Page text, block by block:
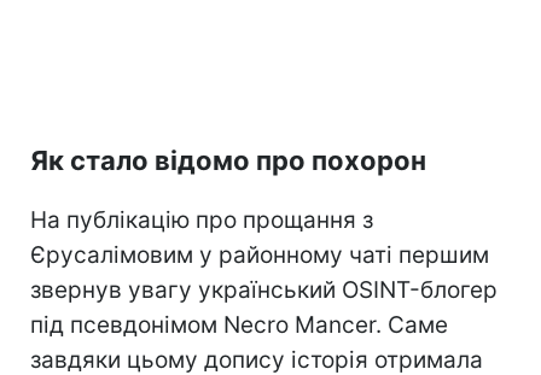
Як стало відомо про похорон
На публікацію про прощання з
Єрусалімовим у районному чаті першим
звернув увагу український OSINT-блогер
під псевдонімом Necro Mancer. Саме
завдяки цьому допису історія отримала